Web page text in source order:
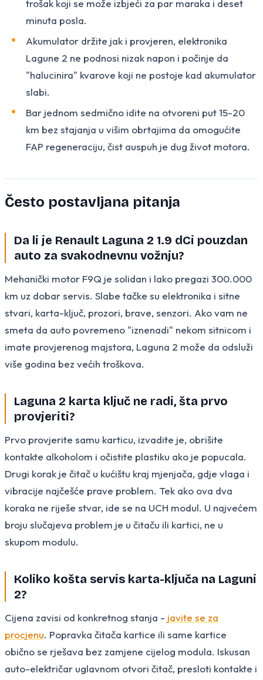
trošak koji se može izbjeći za par maraka i deset
minuta posla.
Akumulator držite jak i provjeren, elektronika
Lagune 2 ne podnosi nizak napon i počinje da
"halucinira" kvarove koji ne postoje kad akumulator
slabi.
Bar jednom sedmično idite na otvoreni put 15-20
km bez stajanja u višim obrtajima da omogućite
FAP regeneraciju, čist auspuh je dug život motora.
Često postavljana pitanja
Da li je Renault Laguna 2 1.9 dCi pouzdan
auto za svakodnevnu vožnju?
Mehanički motor F9Q je solidan i lako pregazi 300.000
km uz dobar servis. Slabe tačke su elektronika i sitne
stvari, karta-ključ, prozori, brave, senzori. Ako vam ne
smeta da auto povremeno "iznenadi" nekom sitnicom i
imate provjerenog majstora, Laguna 2 može da odsluži
više godina bez većih troškova.
Laguna 2 karta ključ ne radi, šta prvo
provjeriti?
Prvo provjerite samu karticu, izvadite je, obrišite
kontakte alkoholom i očistite plastiku ako je popucala.
Drugi korak je čitač u kućištu kraj mjenjača, gdje vlaga i
vibracije najčešće prave problem. Tek ako ova dva
koraka ne riješe stvar, ide se na UCH modul. U najvećem
broju slučajeva problem je u čitaču ili kartici, ne u
skupom modulu.
Koliko košta servis karta-ključa na Laguni
2?
Cijena zavisi od konkretnog stanja - javite se za
procjenu. Popravka čitača kartice ili same kartice
obično se rješava bez zamjene cijelog modula. Iskusan
auto-električar uglavnom otvori čitač, presloti kontakte i